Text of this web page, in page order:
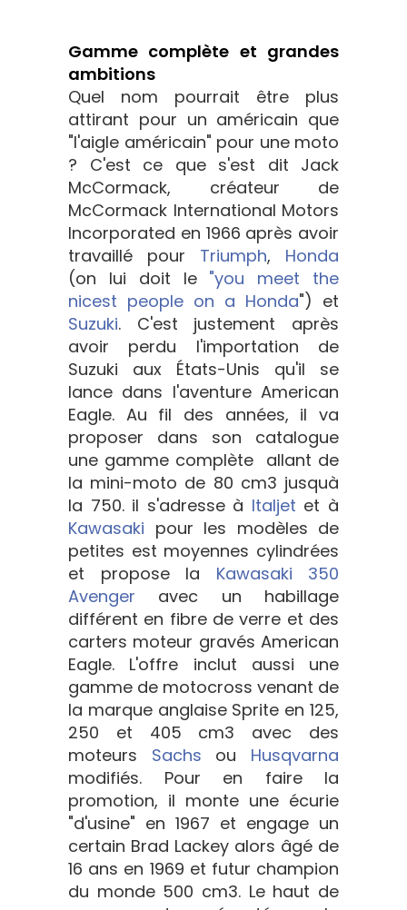
Gamme complète et grandes
ambitions
Quel nom pourrait être plus
attirant pour un américain que
"l'aigle américain" pour une moto
? C'est ce que s'est dit Jack
McCormack, créateur de
McCormack International Motors
Incorporated en 1966 après avoir
travaillé pour Triumph, Honda
(on lui doit le "you meet the
nicest people on a Honda") et
Suzuki. C'est justement après
avoir perdu l'importation de
Suzuki aux États-Unis qu'il se
lance dans l'aventure American
Eagle. Au fil des années, il va
proposer dans son catalogue
une gamme complète allant de
la mini-moto de 80 cm3 jusquà
la 750. il s'adresse à Italjet et à
Kawasaki pour les modèles de
petites est moyennes cylindrées
et propose la Kawasaki 350
Avenger avec un habillage
différent en fibre de verre et des
carters moteur gravés American
Eagle. L'offre inclut aussi une
gamme de motocross venant de
la marque anglaise Sprite en 125,
250 et 405 cm3 avec des
moteurs Sachs ou Husqvarna
modifiés. Pour en faire la
promotion, il monte une écurie
"d'usine" en 1967 et engage un
certain Brad Lackey alors âgé de
16 ans en 1969 et futur champion
du monde 500 cm3. Le haut de